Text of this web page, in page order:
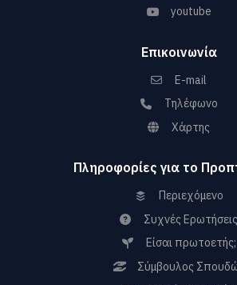
youtube
Επικοινωνία
E-mail
Τηλέφωνο
Χάρτης
Πληροφορίες για το
Περιεχόμενο
Συχνές Ερωτήσεις
Είσαι πρωτοετής;
Σύμβουλος